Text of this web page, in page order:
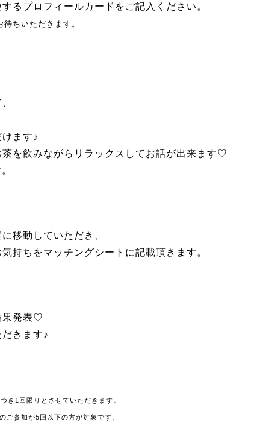
るプロフィールカードをご記入ください。
ちいただきます。
ます♪
を飲みながらリラックスしてお話が出来ます♡
移動していただき、
持ちをマッチングシートに記載頂きます。
果発表♡
きます♪
き1回限りとさせていただきます。
参加が5回以下の方が対象です。